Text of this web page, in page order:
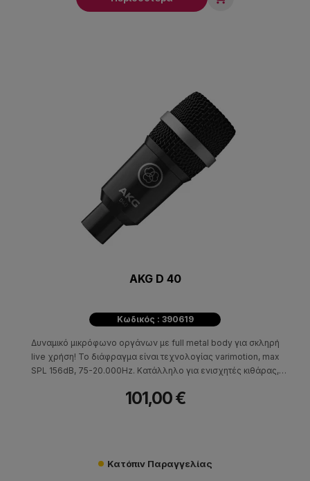
AKG D 40
Κωδικός : 390619
Δυναμικό μικρόφωνο οργάνων με full metal body για σκληρή
live χρήση! Το διάφραγμα είναι τεχνολογίας varimotion, max
SPL 156dB, 75-20.000Hz. Kατάλληλο για ενισχητές κιθάρας,
101,00 €
Κατόπιν Παραγγελίας